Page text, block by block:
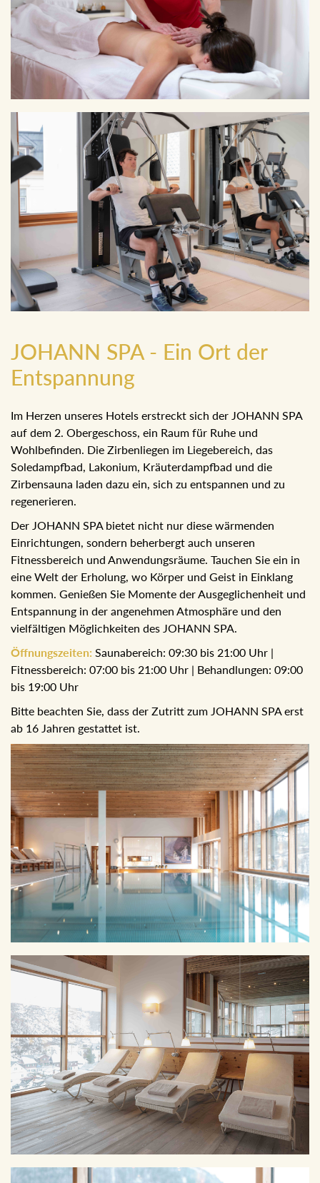
JOHANN SPA - Ein Ort der
Entspannung
Im Herzen unseres Hotels erstreckt sich der JOHANN SPA
auf dem 2. Obergeschoss, ein Raum für Ruhe und
Wohlbefinden. Die Zirbenliegen im Liegebereich, das
Soledampfbad, Lakonium, Kräuterdampfbad und die
Zirbensauna laden dazu ein, sich zu entspannen und zu
regenerieren.
Der JOHANN SPA bietet nicht nur diese wärmenden
Einrichtungen, sondern beherbergt auch unseren
Fitnessbereich und Anwendungsräume. Tauchen Sie ein in
eine Welt der Erholung, wo Körper und Geist in Einklang
kommen. Genießen Sie Momente der Ausgeglichenheit und
Entspannung in der angenehmen Atmosphäre und den
vielfältigen Möglichkeiten des JOHANN SPA.
Öffnungszeiten: Saunabereich: 09:30 bis 21:00 Uhr |
Fitnessbereich: 07:00 bis 21:00 Uhr | Behandlungen: 09:00
bis 19:00 Uhr
Bitte beachten Sie, dass der Zutritt zum JOHANN SPA erst
ab 16 Jahren gestattet ist.